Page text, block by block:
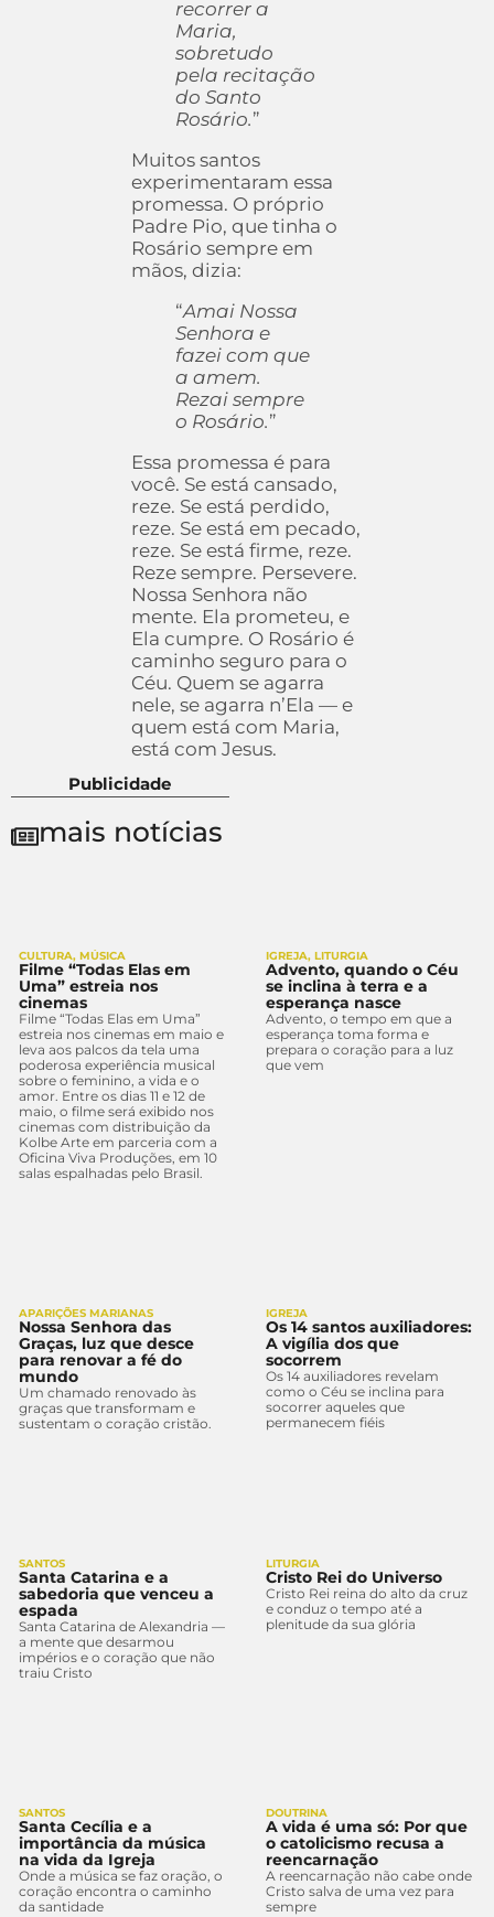
recorrer a
Maria,
sobretudo
pela recitação
do Santo
Rosário.”
Muitos santos
experimentaram essa
promessa. O próprio
Padre Pio, que tinha o
Rosário sempre em
mãos, dizia:
“Amai Nossa
Senhora e
fazei com que
a amem.
Rezai sempre
o Rosário.”
Essa promessa é para
você. Se está cansado,
reze. Se está perdido,
reze. Se está em pecado,
reze. Se está firme, reze.
Reze sempre. Persevere.
Nossa Senhora não
mente. Ela prometeu, e
Ela cumpre. O Rosário é
caminho seguro para o
Céu. Quem se agarra
nele, se agarra n’Ela — e
quem está com Maria,
está com Jesus.
Publicidade
mais notícias
CULTURA, MÚSICA
Filme “Todas Elas em
Uma” estreia nos
cinemas
Filme “Todas Elas em Uma”
estreia nos cinemas em maio e
leva aos palcos da tela uma
poderosa experiência musical
sobre o feminino, a vida e o
amor. Entre os dias 11 e 12 de
maio, o filme será exibido nos
cinemas com distribuição da
Kolbe Arte em parceria com a
Oficina Viva Produções, em 10
salas espalhadas pelo Brasil.
IGREJA, LITURGIA
Advento, quando o Céu
se inclina à terra e a
esperança nasce
Advento, o tempo em que a
esperança toma forma e
prepara o coração para a luz
que vem
APARIÇÕES MARIANAS
Nossa Senhora das
Graças, luz que desce
para renovar a fé do
mundo
Um chamado renovado às
graças que transformam e
sustentam o coração cristão.
IGREJA
Os 14 santos auxiliadores:
A vigília dos que
socorrem
Os 14 auxiliadores revelam
como o Céu se inclina para
socorrer aqueles que
permanecem fiéis
SANTOS
Santa Catarina e a
sabedoria que venceu a
espada
Santa Catarina de Alexandria —
a mente que desarmou
impérios e o coração que não
traiu Cristo
LITURGIA
Cristo Rei do Universo
Cristo Rei reina do alto da cruz
e conduz o tempo até a
plenitude da sua glória
SANTOS
Santa Cecília e a
importância da música
na vida da Igreja
Onde a música se faz oração, o
coração encontra o caminho
da santidade
DOUTRINA
A vida é uma só: Por que
o catolicismo recusa a
reencarnação
A reencarnação não cabe onde
Cristo salva de uma vez para
sempre